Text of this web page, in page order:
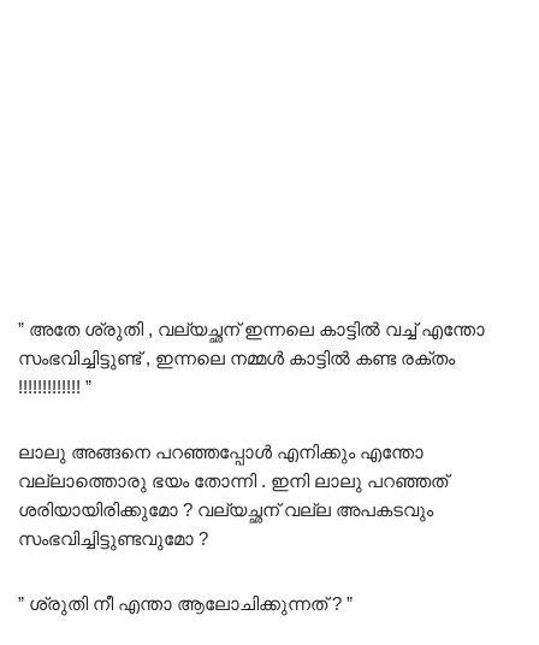
” അതേ ശ്രുതി , വല്യച്ഛന് ഇന്നലെ കാട്ടിൽ വച്ച് എന്തോ
സംഭവിച്ചിട്ടുണ്ട് , ഇന്നലെ നമ്മൾ കാട്ടിൽ കണ്ട രക്തം
!!!!!!!!!!!!! ”
ലാലു അങ്ങനെ പറഞ്ഞപ്പോൾ എനിക്കും എന്തോ
വല്ലാത്തൊരു ഭയം തോന്നി . ഇനി ലാലു പറഞ്ഞത്
ശരിയായിരിക്കുമോ ? വല്യച്ഛന് വല്ല അപകടവും
സംഭവിച്ചിട്ടുണ്ടവുമോ ?
” ശ്രുതി നീ എന്താ ആലോചിക്കുന്നത് ? ”